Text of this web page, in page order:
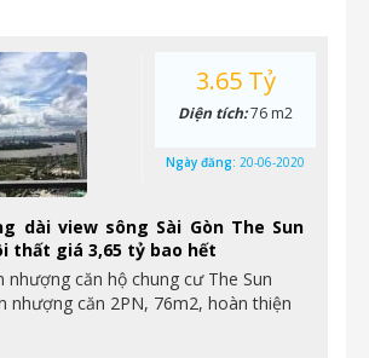
dài view sông Sài Gòn The Sun
thất giá 3,65 tỷ bao hết
nhượng căn hộ chung cư The Sun
nhượng căn 2PN, 76m2, hoàn thiện
3.65 Tỷ
Diện tích:76 m2
Ngày đăng: 20-06-2020